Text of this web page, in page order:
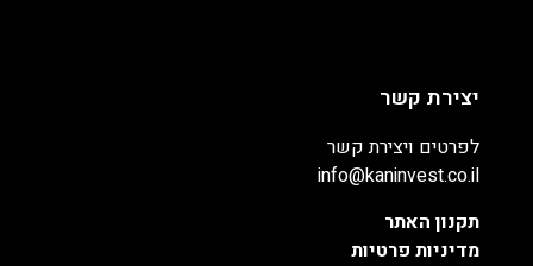
יצירת קשר
לפרטים ויצירת קשר
info@kaninvest.co.il
תקנון האתר
מדיניות פרטיות